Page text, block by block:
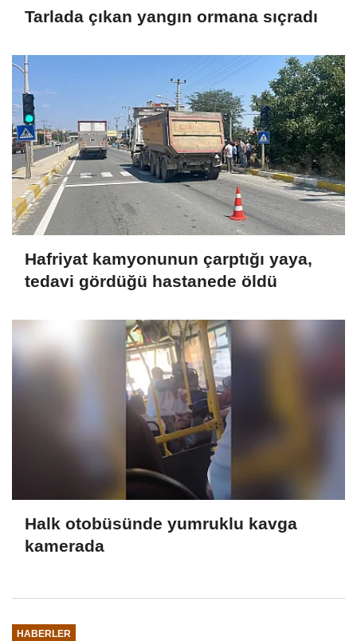
Tarlada çıkan yangın ormana sıçradı
Hafriyat kamyonunun çarptığı yaya,
tedavi gördüğü hastanede öldü
Halk otobüsünde yumruklu kavga
kamerada
HABERLER